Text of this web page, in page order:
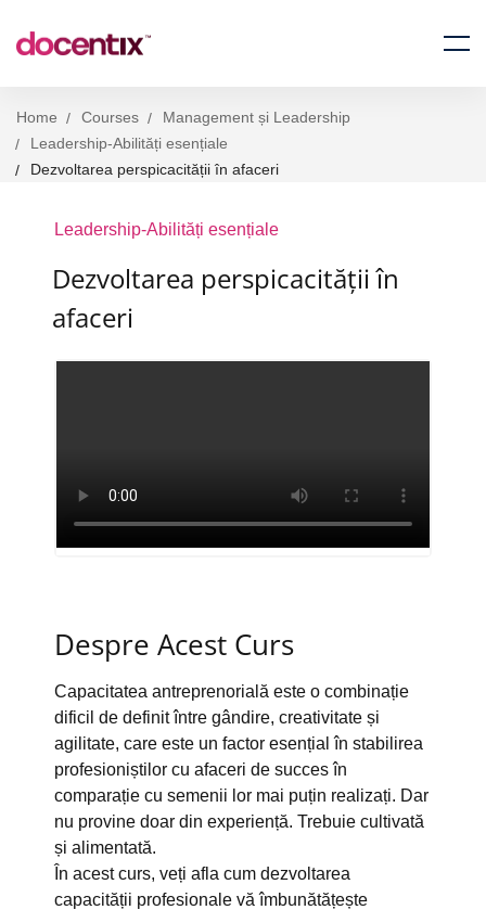
Home Courses
Management și Leadership
Leadership-Abilități esențiale
Dezvoltarea perspicacității în afaceri
Leadership-Abilități esențiale
Dezvoltarea perspicacității în
afaceri
Despre Acest Curs
Capacitatea antreprenorială este o combinație
dificil de definit între gândire, creativitate și
agilitate, care este un factor esențial în stabilirea
profesioniștilor cu afaceri de succes în
comparație cu semenii lor mai puțin realizați. Dar
nu provine doar din experiență. Trebuie cultivată
și alimentată.
În acest curs, veți afla cum dezvoltarea
capacității profesionale vă îmbunătățește